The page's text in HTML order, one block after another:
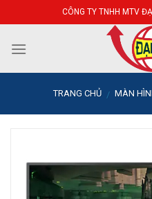
to
content
CÔNG TY TNHH MTV
TRANG CHỦ / MÀN